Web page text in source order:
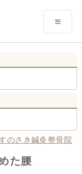
のさき鍼灸整骨院
た腰